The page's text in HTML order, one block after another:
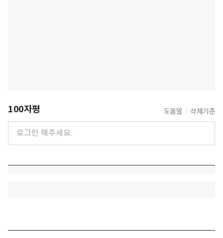
100자평 도움말 삭제기준